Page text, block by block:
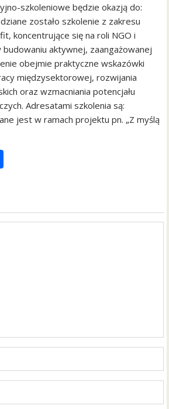
szkoleniowe będzie okazją do:
zostało szkolenie z zakresu
koncentrujące się na roli NGO i
budowaniu aktywnej, zaangażowanej
obejmie praktyczne wskazówki
międzysektorowej, rozwijania
oraz wzmacniania potencjału
Adresatami szkolenia są:
jest w ramach projektu pn. „Z myślą
e